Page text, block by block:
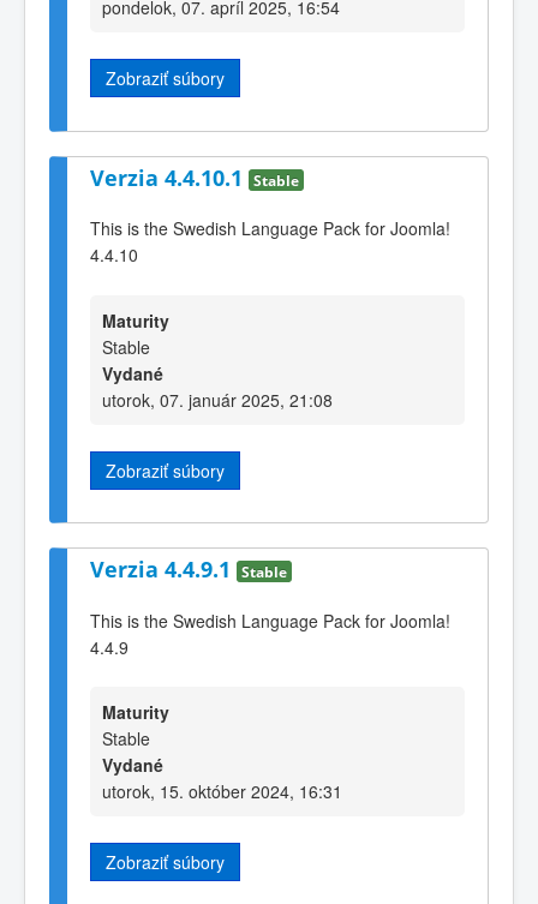
pondelok, 07. apríl 2025, 16:54
Zobraziť súbory
Verzia 4.4.10.1 Stable
This is the Swedish Language Pack for Joomla!
4.4.10
Maturity
Stable
Vydané
utorok, 07. január 2025, 21:08
Zobraziť súbory
Verzia 4.4.9.1 Stable
This is the Swedish Language Pack for Joomla!
4.4.9
Maturity
Stable
Vydané
utorok, 15. október 2024, 16:31
Zobraziť súbory